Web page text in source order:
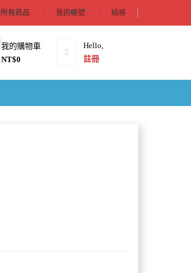
所有商品 我的帳號 結帳
Hello,
註冊
我的購物車
NT$0